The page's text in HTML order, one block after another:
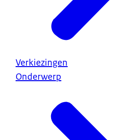
Verkiezingen
Onderwerp